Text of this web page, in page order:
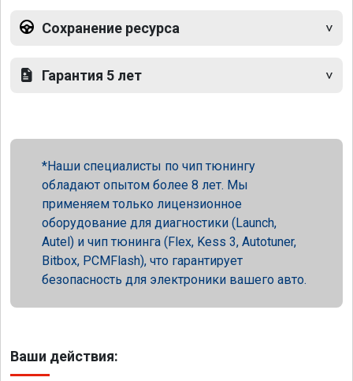
Сохранение ресурса
Гарантия 5 лет
Наши специалисты по чип тюнингу
обладают опытом более 8 лет. Мы
применяем только лицензионное
оборудование для диагностики (Launch,
Autel) и чип тюнинга (Flex, Kess 3, Autotuner,
Bitbox, PCMFlash), что гарантирует
безопасность для электроники вашего авто.
Ваши действия: